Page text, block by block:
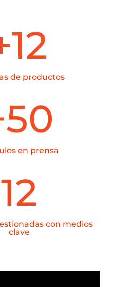
de productos
en prensa
12
con medios
clave